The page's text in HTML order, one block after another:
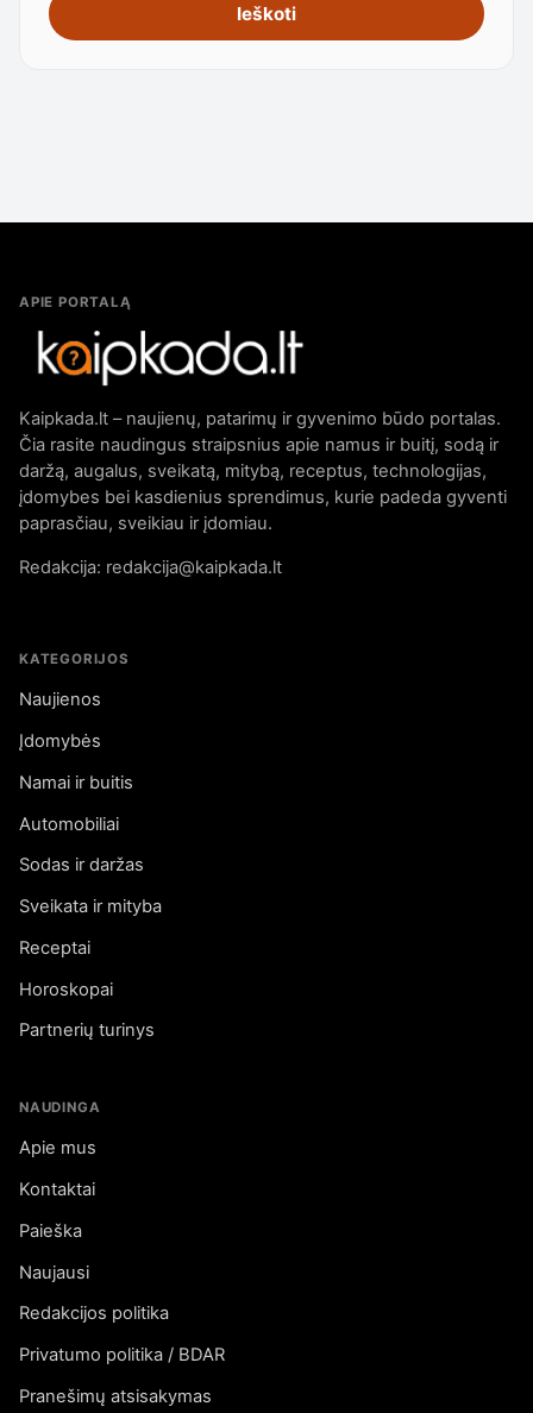
Ieškoti
APIE PORTALĄ
Kaipkada.lt – naujienų, patarimų ir gyvenimo būdo portalas.
Čia rasite naudingus straipsnius apie namus ir buitį, sodą ir
daržą, augalus, sveikatą, mitybą, receptus, technologijas,
įdomybes bei kasdienius sprendimus, kurie padeda gyventi
paprasčiau, sveikiau ir įdomiau.
Redakcija: redakcija@kaipkada.lt
KATEGORIJOS
Naujienos
Įdomybės
Namai ir buitis
Automobiliai
Sodas ir daržas
Sveikata ir mityba
Receptai
Horoskopai
Partnerių turinys
NAUDINGA
Apie mus
Kontaktai
Paieška
Naujausi
Redakcijos politika
Privatumo politika / BDAR
Pranešimų atsisakymas